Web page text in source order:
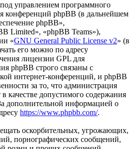
управлением программного
конференций phpBB (в дальнейшем
phpBB»,
Limited», «phpBB Teams»),
«GNU General Public License v2» (в
его можно по адресу
лицензии GPL для
phpBB строго связаны с
интернет-конференций, и phpBB
за то, что администрация
качестве допустимого содержания
дополнительной информацией о
https://www.phpbb.com/.
оскорбительных, угрожающих,
порнографических сообщений,